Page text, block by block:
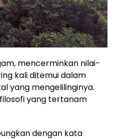
mencerminkan nilai-
kali ditemui dalam
yang mengelilinginya.
yang tertanam
dengan kata